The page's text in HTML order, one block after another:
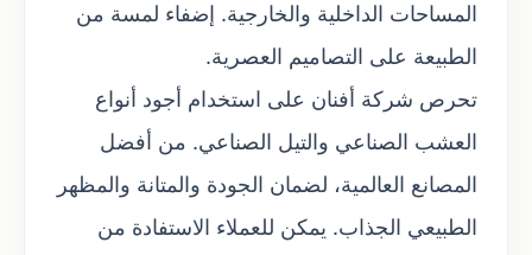
المساحات الداخلية والخارجية. إضفاء لمسة من
الطبيعة على التصاميم العصرية.
تحرص شركة أفنان على استخدام أجود أنواع
العشب الصناعي والتيل الصناعي. من أفضل
المصانع العالمية، لضمان الجودة والمتانة والمظهر
الطبيعي الجذاب. يمكن للعملاء الاستفادة من